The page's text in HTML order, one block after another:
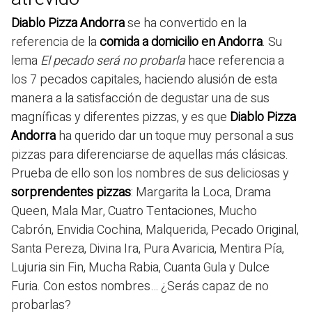
Diablo Pizza Andorrase ha convertido en la
referencia de lacomida a domicilio en Andorra. Su
lemaEl pecado será no probarlahace referencia a
los 7 pecados capitales, haciendo alusión de esta
manera a la satisfacción de degustar una de sus
magníficas y diferentes pizzas, y es que Diablo Pizza
Andorraha querido dar un toque muy personal a sus
pizzas para diferenciarse de aquellas más clásicas.
Prueba de ello son los nombres de sus deliciosas y
sorprendentes pizzas: Margarita la Loca, Drama
Queen, Mala Mar, Cuatro Tentaciones, Mucho
Cabrón, Envidia Cochina, Malquerida, Pecado Original,
Santa Pereza, Divina Ira, Pura Avaricia, Mentira Pía,
Lujuria sin Fin, Mucha Rabia, Cuanta Gula y Dulce
Furia. Con estos nombres… ¿Serás capaz de no
probarlas?